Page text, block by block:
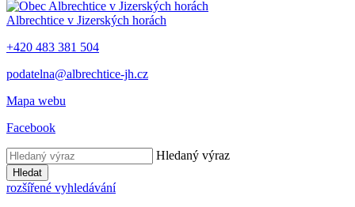
Albrechtice v Jizerských horách
+420 483 381 504
podatelna@albrechtice-jh.cz
Mapa webu
Facebook
Hledaný výraz
Hledat
rozšířené vyhledávání